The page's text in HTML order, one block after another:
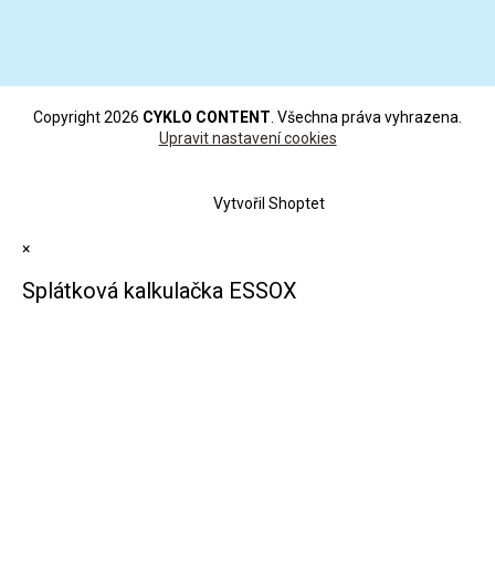
Vytvořil Shoptet
Copyright 2026 CYKLO CONTENT . Všechna práva vyhrazena.
Upravit nastavení cookies
×
Splátková kalkulačka ESSOX